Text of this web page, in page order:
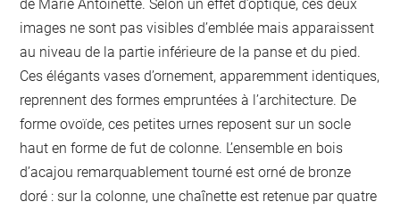
de Marie Antoinette. Selon un effet d’optique, ces deux
images ne sont pas visibles d’emblée mais apparaissent
au niveau de la partie inférieure de la panse et du pied.
Ces élégants vases d’ornement, apparemment identiques,
reprennent des formes empruntées à l’architecture. De
forme ovoïde, ces petites urnes reposent sur un socle
haut en forme de fut de colonne. L’ensemble en bois
d’acajou remarquablement tourné est orné de bronze
doré : sur la colonne, une chaînette est retenue par quatre